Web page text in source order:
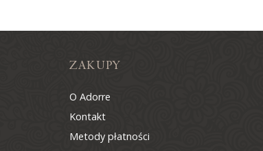
ZAKUPY
O Adorre
Kontakt
Metody płatności